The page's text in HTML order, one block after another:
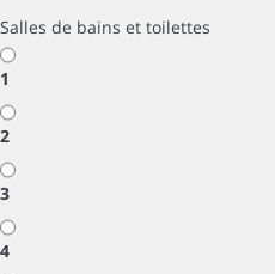
Salles de bains et toilettes
1
2
3
4